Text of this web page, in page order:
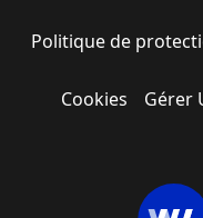
Politique de
Cookies Gérer